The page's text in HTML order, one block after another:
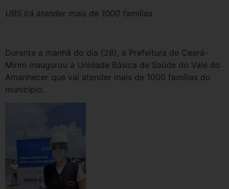
UBS irá atender mais de 1000 famílias
Durante a manhã do dia (28), a Prefeitura de Ceará-
Mirim inaugurou a Unidade Básica de Saúde do Vale do
Amanhecer que vai atender mais de 1000 famílias do
município.